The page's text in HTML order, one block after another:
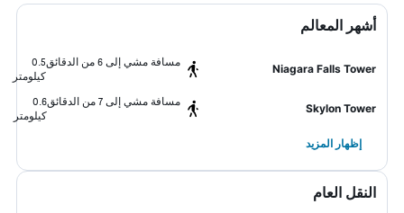
أشهر المعالم
Niagara Falls Tower
مسافة مشي إلى 6 من الدقائق
0.5
كيلومتر
Skylon Tower
مسافة مشي إلى 7 من الدقائق
0.6
كيلومتر
إظهار المزيد
النقل العام